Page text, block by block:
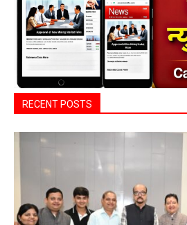
RECENT POSTS